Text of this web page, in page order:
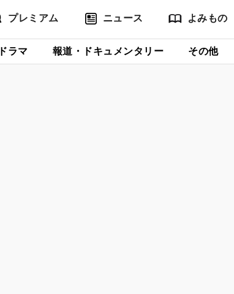
プレミアム ニュース よみもの
ドラマ 報道・ドキュメンタリー その他